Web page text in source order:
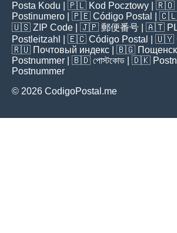
Posta Kodu | 🇵🇱 Kod Pocztowy | 🇷🇴
Postinumero | 🇵🇪 Código Postal |
🇺🇸 ZIP Code | 🇯🇵 郵便番号 | 🇦🇹
Postleitzahl
| 🇪🇨 Código Postal | 🇺🇾
🇷🇺 Почтовый индекс | 🇧🇬
Postnummer | 🇧🇩 পোস্টকোড | 🇩🇰
Postnummer
© 2026 CodigoPostal.me